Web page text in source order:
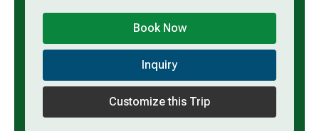
Book Now
Inquiry
Customize this Trip